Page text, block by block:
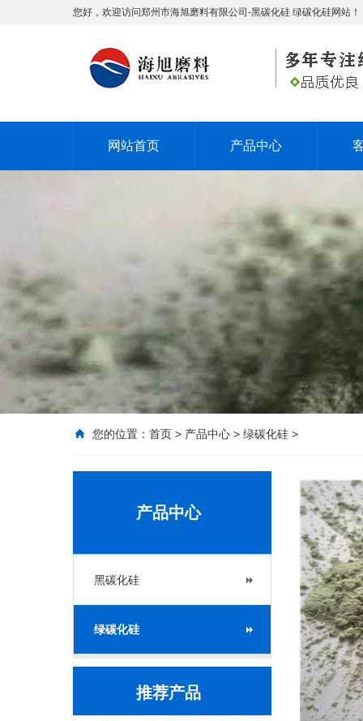
您好，欢迎访问郑州市海旭磨料有限公司-黑碳化硅 绿碳化硅网站！
网站首页 产品中心
您的位置： 首页 > 产品中心 > 绿碳化硅 >
产品中心
黑碳化硅
绿碳化硅
推荐产品